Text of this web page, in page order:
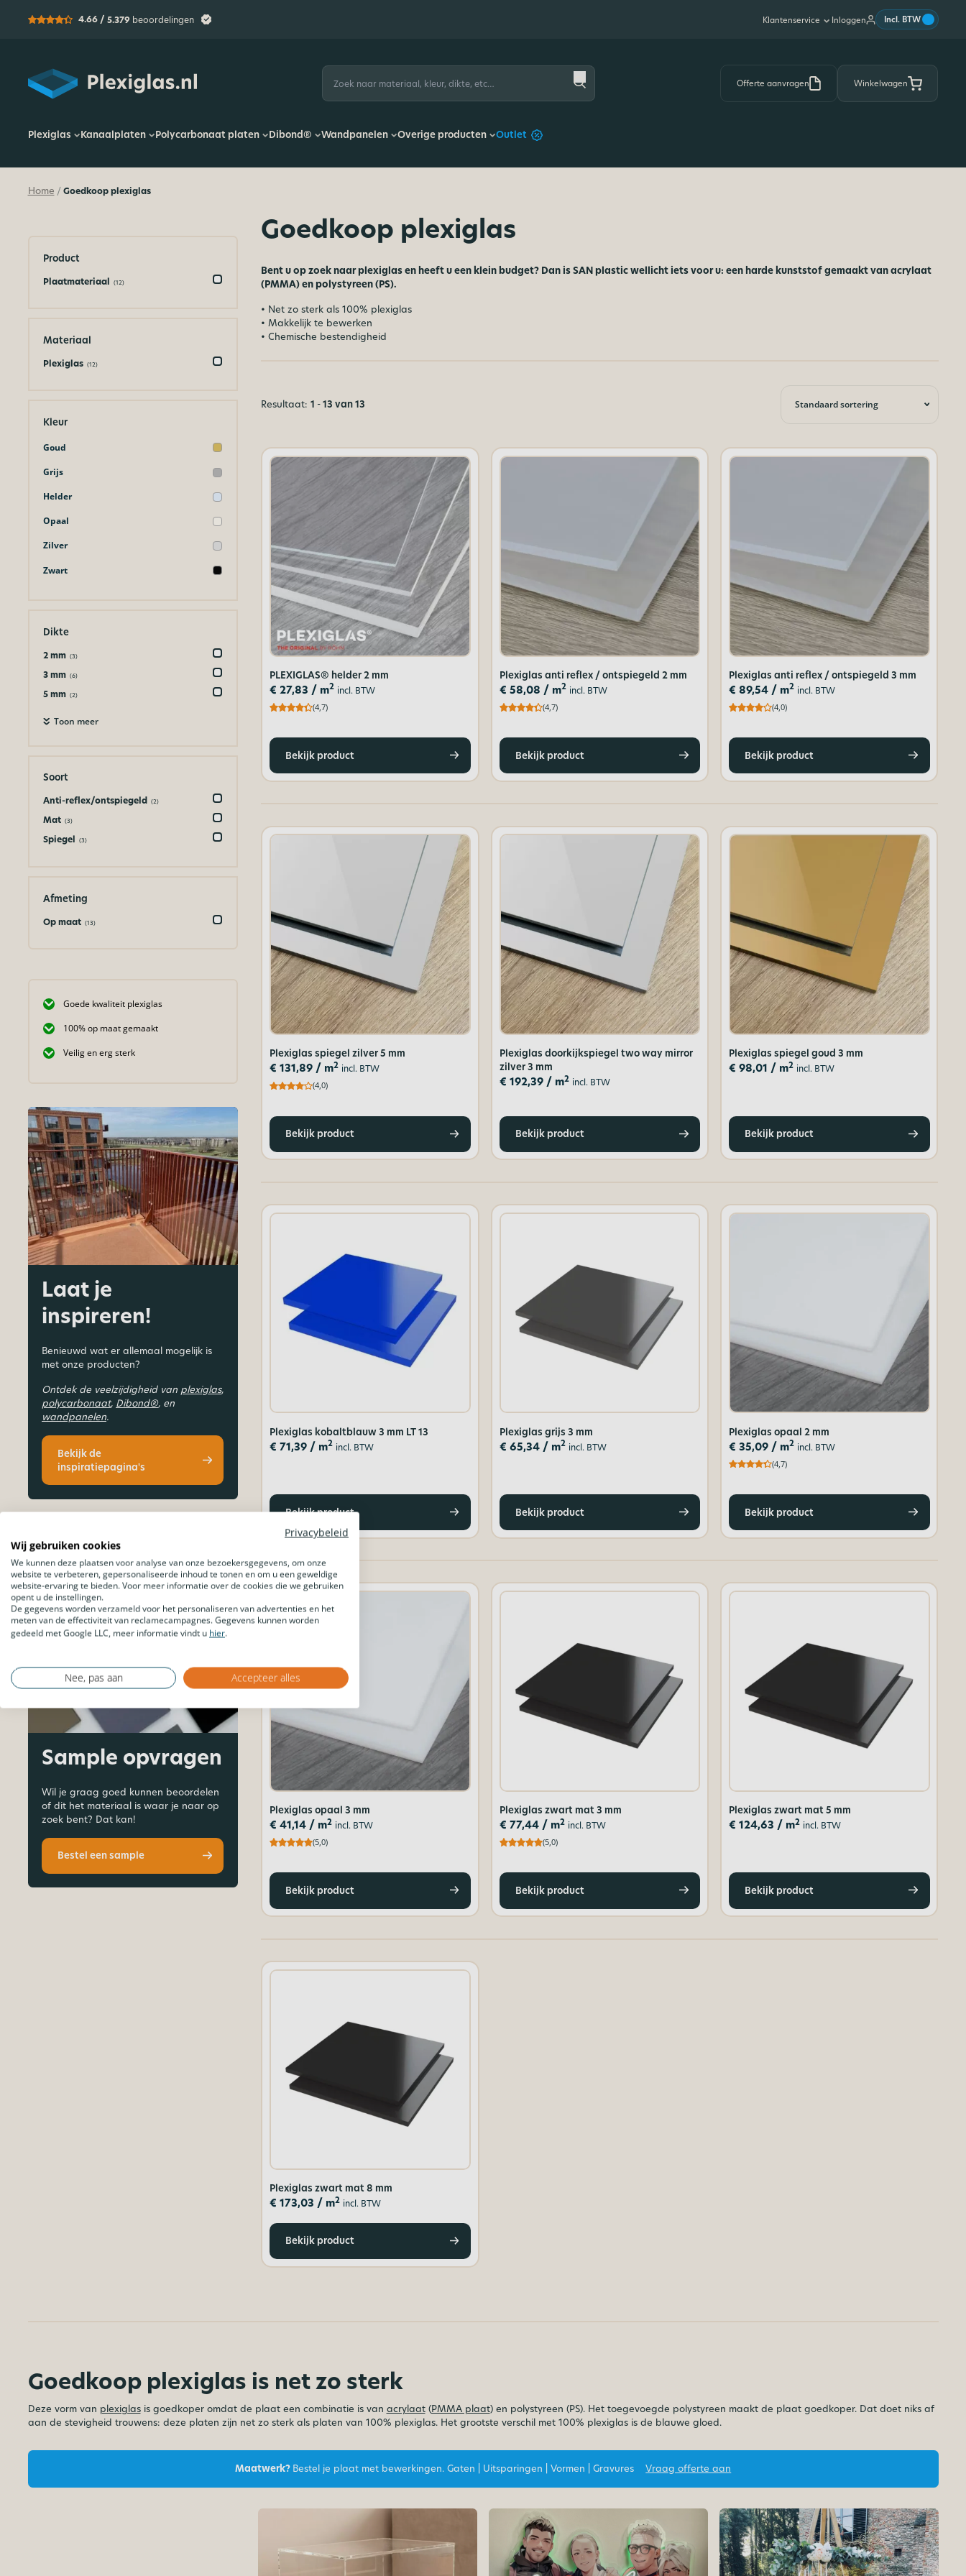
4.66 / 5.379 beoordelingen Klantenservice | Inloggen Incl. BTW
Plexiglas
Zoeken
naar:
Offerte aanvragen Winkelwagen
Plexiglas Kanaalplaten Polycarbonaat platen Dibond® Wandpanelen Overige producten Outlet
Home / Goedkoop plexiglas
Product
Plaatmateriaal (12)
Materiaal
Plexiglas (12)
Kleur
Goud
Grijs
Helder
Opaal
Zilver
Zwart
Dikte
2 mm (3)
3 mm (6)
5 mm (2)
Toon meer
Soort
Anti-reflex/ontspiegeld (2)
Mat (3)
Spiegel (3)
Afmeting
Op maat (13)
Goede kwaliteit plexiglas
100% op maat gemaakt
Veilig en erg sterk
Laat je
inspireren!
Benieuwd wat er allemaal mogelijk is
met onze producten?
Ontdek de veelzijdigheid van plexiglas,
polycarbonaat, Dibond®, en
wandpanelen.
Bekijk de
inspiratiepagina's
Sample opvragen
Wil je graag goed kunnen beoordelen
of dit het materiaal is waar je naar op
zoek bent? Dat kan!
Bestel een sample
Goedkoop plexiglas
Bent u op zoek naar plexiglas en heeft u een klein budget? Dan is SAN plastic wellicht iets voor u: een harde kunststof gemaakt van acrylaat
(PMMA) en polystyreen (PS).
• Net zo sterk als 100% plexiglas
• Makkelijk te bewerken
• Chemische bestendigheid
Resultaat: 1 -13 van 13
PLEXIGLAS® helder 2 mm
€ 27,83 / m2 incl. BTW
(4,7)
Bekijk product
Plexiglas anti reflex / ontspiegeld 2 mm
€ 58,08 / m2 incl. BTW
(4,7)
Bekijk product
Plexiglas anti reflex / ontspiegeld 3 mm
€ 89,54 / m2 incl. BTW
(4,0)
Bekijk product
Plexiglas spiegel zilver 5 mm
€ 131,89 / m2 incl. BTW
(4,0)
Bekijk product
Plexiglas doorkijkspiegel two way mirror
zilver 3 mm
€ 192,39/ m2 incl. BTW
Bekijk product
Plexiglas spiegel goud 3 mm
€ 98,01 / m2 incl. BTW
Bekijk product
Plexiglas kobaltblauw 3 mm LT 13
€ 71,39 / m2 incl. BTW
Bekijk product
Plexiglas grijs 3 mm
€ 65,34/ m2 incl. BTW
Bekijk product
Plexiglas opaal 2 mm
€ 35,09 / m2 incl. BTW
(4,7)
Bekijk product
Plexiglas opaal 3 mm
€ 41,14 / m2 incl. BTW
(5,0)
Bekijk product
Plexiglas zwart mat 3 mm
€ 77,44/ m2 incl. BTW
(5,0)
Bekijk product
Plexiglas zwart mat 5 mm
€ 124,63 / m2 incl. BTW
Bekijk product
Plexiglas zwart mat 8 mm
€ 173,03 / m2 incl. BTW
Bekijk product
Goedkoop plexiglas is net zo sterk
Deze vorm van plexiglasis goedkoper omdat de plaat een combinatie is van acrylaat(PMMA plaat) en polystyreen (PS). Het toegevoegde polystyreen maakt de plaat goedkoper. Dat doet niks af
aan de stevigheid trouwens: deze platen zijn net zo sterk als platen van 100% plexiglas. Het grootste verschil met 100% plexiglas is de blauwe gloed.
Maatwerk? Bestel je plaat met bewerkingen. Gaten | Uitsparingen | Vormen | Gravures Vraag offerte aan
Privacybeleid
Wij gebruiken cookies
We kunnen deze plaatsen voor analyse van onze bezoekersgegevens, om onze
website te verbeteren, gepersonaliseerde inhoud te tonen en om u een geweldige
website-ervaring te bieden. Voor meer informatie over de cookies die we gebruiken
opent u de instellingen.
De gegevens worden verzameld voor het personaliseren van advertenties en het
meten van de effectiviteit van reclamecampagnes. Gegevens kunnen worden
gedeeld met Google LLC, meer informatie vindt u hier.
Nee, pas aan Accepteer alles